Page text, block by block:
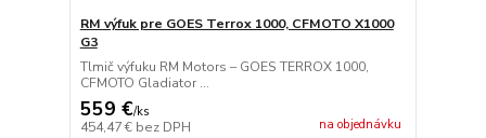
RM výfuk pre GOES Terrox 1000, CFMOTO X1000
G3
Tlmič výfuku RM Motors – GOES TERROX 1000,
CFMOTO Gladiator ...
559 €/ks
454,47 € bez DPH na objednávku